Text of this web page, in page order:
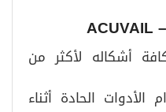
– ACUVAIL
أشكاله لأكثر من
الحادة أثناء